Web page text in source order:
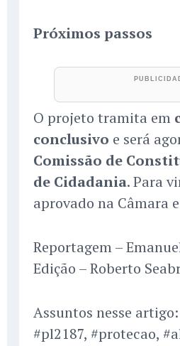
Próximos passos
O projeto tramita em
conclusivo e será
Comissão de
de Cidadania. Para
aprovado na Câmara
Reportagem –
Edição – Roberto
Assuntos nesse artigo:
#pl2187, #protecao,